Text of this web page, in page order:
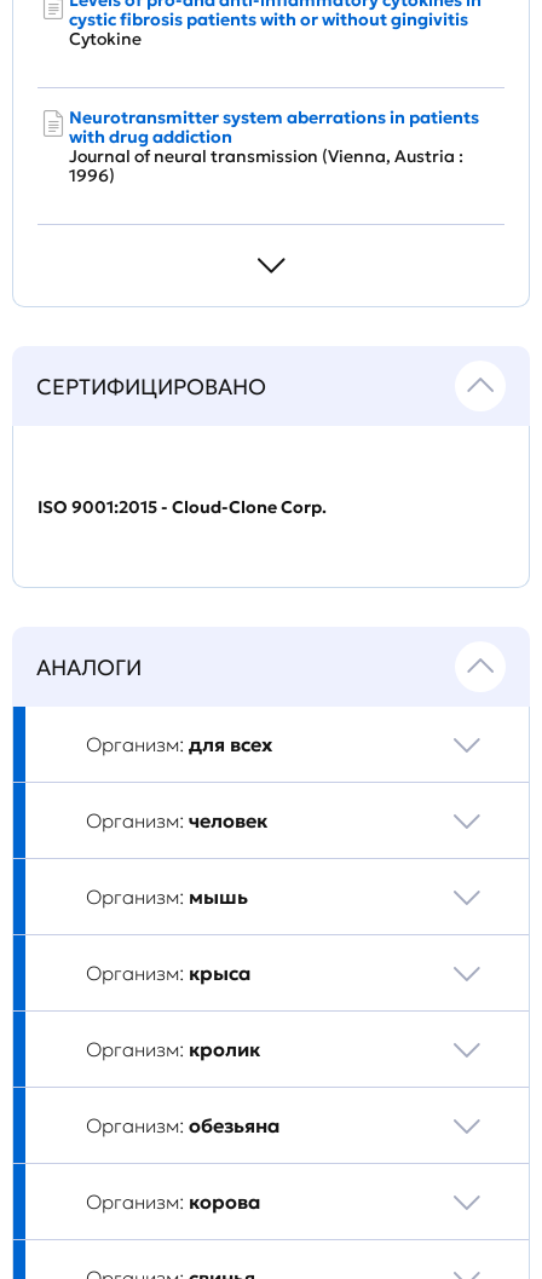
cystic fibrosis patients with or without gingivitis
Cytokine
Neurotransmitter system aberrations in patients
with drug addiction
Journal of neural transmission (Vienna, Austria :
1996)
СЕРТИФИЦИРОВАНО
ISO 9001:2015 - Cloud-Clone Corp.
АНАЛОГИ
Организм: для всех
Организм: человек
Организм: мышь
Организм: крыса
Организм: кролик
Организм: обезьяна
Организм: корова